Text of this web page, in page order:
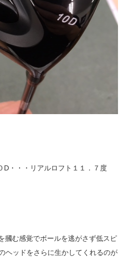
・・リアルロフト１１．７度
摑む感覚でボールを逃がさず低スピ
ヘッドをさらに生かしてくれるのが